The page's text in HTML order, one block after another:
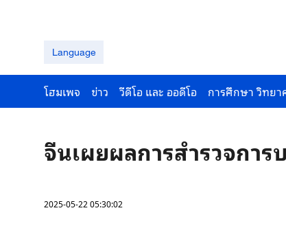
Language
โฮมเพจ ข่าว วีดีโอ และ ออดีโอ การศึกษา วิทย
จีนเผยผลการสํารวจกา
2025-05-22 05:30:02